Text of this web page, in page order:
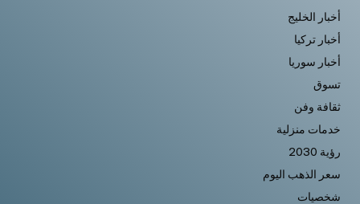
أخبار الخليج
أخبار تركيا
أخبار سوريا
تسوق
ثقافة وفن
خدمات منزلية
رؤية 2030
سعر الذهب اليوم
شخصيات